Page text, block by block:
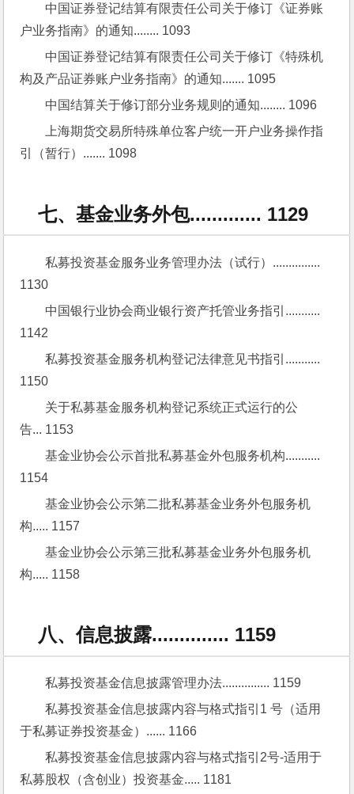
中国证券登记结算有限责任公司关于修订《证券账
户业务指南》的通知........ 1093
中国证券登记结算有限责任公司关于修订《特殊机
构及产品证券账户业务指南》的通知....... 1095
中国结算关于修订部分业务规则的通知........ 1096
上海期货交易所特殊单位客户统一开户业务操作指
引（暂行）....... 1098
七、基金业务外包............. 1129
私募投资基金服务业务管理办法（试行）...............
1130
中国银行业协会商业银行资产托管业务指引...........
1142
私募投资基金服务机构登记法律意见书指引...........
1150
关于私募基金服务机构登记系统正式运行的公
告... 1153
基金业协会公示首批私募基金外包服务机构...........
1154
基金业协会公示第二批私募基金业务外包服务机
构..... 1157
基金业协会公示第三批私募基金业务外包服务机
构..... 1158
八、信息披露.............. 1159
私募投资基金信息披露管理办法............... 1159
私募投资基金信息披露内容与格式指引1 号（适用
于私募证券投资基金）...... 1166
私募投资基金信息披露内容与格式指引2号-适用于
私募股权（含创业）投资基金..... 1181